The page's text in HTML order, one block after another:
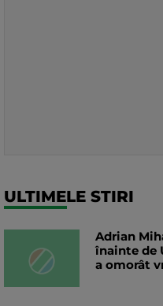
ULTIMELE STIRI
Adrian
înainte de
a omorât